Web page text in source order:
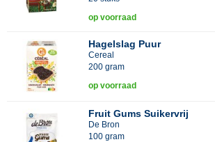
op voorraad
Hagelslag Puur
Cereal
200 gram
op voorraad
Fruit Gums Suikervrij
De Bron
100 gram